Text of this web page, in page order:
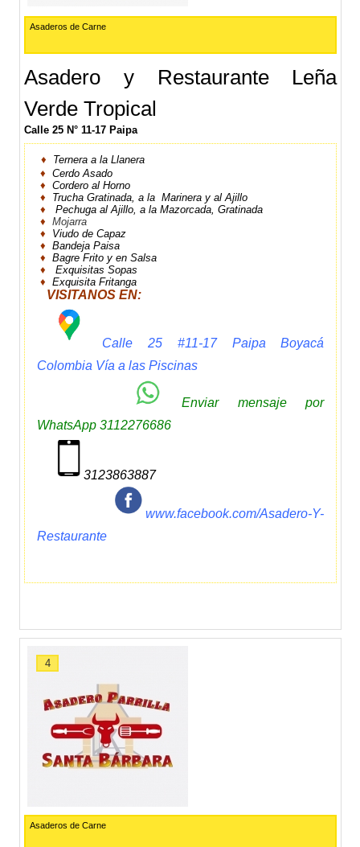
Asaderos de Carne
Asadero y Restaurante Leña
Verde Tropical
Calle 25 N° 11-17 Paipa
♦ Ternera a la Llanera
♦Cerdo Asado
♦Cordero al Horno
♦ Trucha Gratinada, a la Marinera y al Ajillo
♦
Pechuga al Ajillo, a la Mazorcada, Gratinada
♦Mojarra
♦ Viudo de Capaz
♦Bandeja Paisa
♦Bagre Frito y en Salsa
♦ Exquisitas Sopas
♦Exquisita Fritanga
VISITANOS EN:
Calle 25 #11-17 Paipa Boyacá
Colombia Vía a las Piscinas
Enviar mensaje por
WhatsApp 3112276686
3123863887
www.facebook.com/Asadero-Y-
Restaurante
4
Asaderos de Carne